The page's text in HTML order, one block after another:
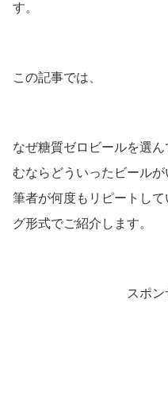
す。
この記事では、
なぜ糖質ゼロビールを選
むならどういったビール
筆者が何度もリピートし
グ形式でご紹介します。
スポン